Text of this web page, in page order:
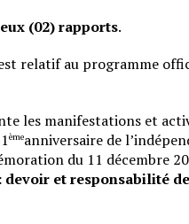
(02) rapports.
relatif au programme
les manifestations et
èmeanniversaire de
du 11 décembre
devoir et responsabilité